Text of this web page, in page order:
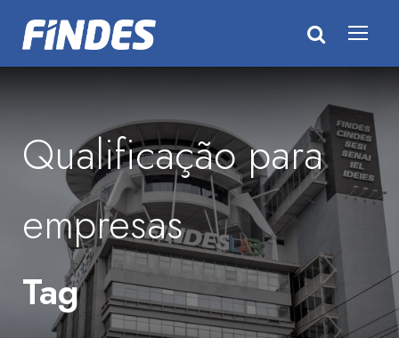
Qualificação para
empresas
Tag